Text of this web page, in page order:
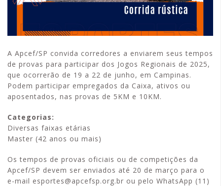
A Apcef/SP convida corredores a enviarem seus tempos
de provas para participar dos Jogos Regionais de 2025,
que ocorrerão de 19 a 22 de junho, em Campinas.
Podem participar empregados da Caixa, ativos ou
aposentados, nas provas de 5KM e 10KM.
Categorias:
Diversas faixas etárias
Master (42 anos ou mais)
Os tempos de provas oficiais ou de competições da
Apcef/SP devem ser enviados até 20 de março para o
e-mail esportes@apcefsp.org.br ou pelo WhatsApp (11)